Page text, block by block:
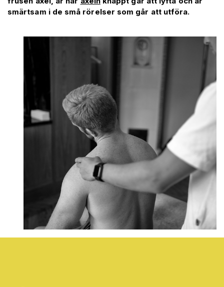
smärtsam i de små rörelser som går att utföra.